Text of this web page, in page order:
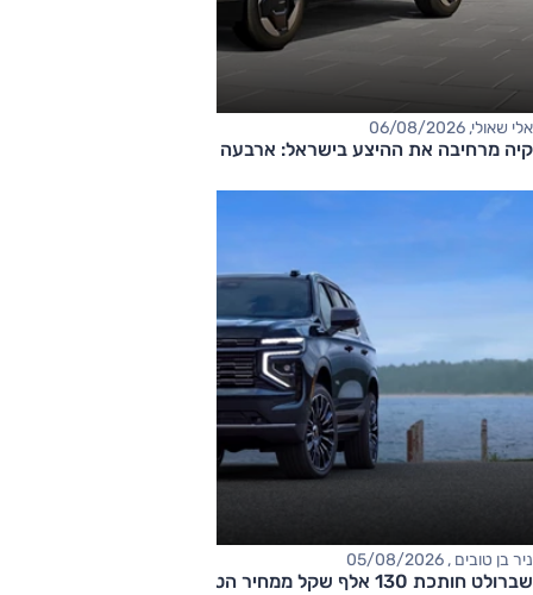
אלי שאולי, 06/08/2026
קיה מרחיבה את ההיצע בישראל: ארבעה דגמים חדשים בדרך
ניר בן טובים , 05/08/2026
שברולט חותכת 130 אלף שקל ממחיר הטאהו